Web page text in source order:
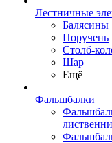
Лестничные
Балясины
Поручень
Столб-
Шар
Ещё
Фальшбалки